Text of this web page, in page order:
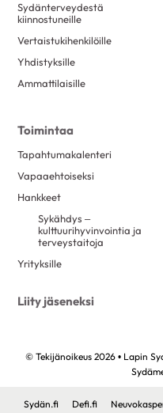
Sydänterveydestä
kiinnostuneille
Vertaistukihenkilöille
Yhdistyksille
Ammattilaisille
Toimintaa
Tapahtumakalenteri
Vapaaehtoiseksi
Hankkeet
Sykähdys –
kulttuurihyvinvointia ja
terveystaitoja
Yrityksille
Liity jäseneksi
© Tekijänoikeus 2026 • Lapin
Sydän.fi Defi.fi